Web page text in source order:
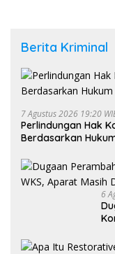
Berita Kriminal
7 Agustus 2026 19:20
Perlindungan Hak
Berdasarkan
6